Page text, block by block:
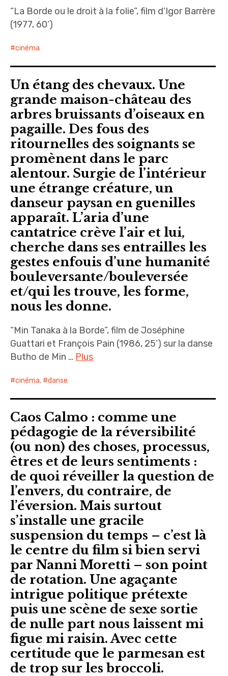
“La Borde ou le droit à la folie”, film d’Igor Barrère
(1977, 60’)
cinéma
Un étang des chevaux. Une
grande maison-château des
arbres bruissants d’oiseaux en
pagaille. Des fous des
ritournelles des soignants se
promènent dans le parc
alentour. Surgie de l’intérieur
une étrange créature, un
danseur paysan en guenilles
apparaît. L’aria d’une
cantatrice crève l’air et lui,
cherche dans ses entrailles les
gestes enfouis d’une humanité
bouleversante/bouleversée
et/qui les trouve, les forme,
nous les donne.
“Min Tanaka à la Borde”, film de Joséphine
Guattari et François Pain (1986, 25’) sur la danse
Butho de Min … Plus
cinéma, danse
Caos Calmo : comme une
pédagogie de la réversibilité
(ou non) des choses, processus,
êtres et de leurs sentiments :
de quoi réveiller la question de
l’envers, du contraire, de
l’éversion. Mais surtout
s’installe une gracile
suspension du temps – c’est là
le centre du film si bien servi
par Nanni Moretti – son point
de rotation. Une agaçante
intrigue politique prétexte
puis une scène de sexe sortie
de nulle part nous laissent mi
figue mi raisin. Avec cette
certitude que le parmesan est
de trop sur les broccoli.